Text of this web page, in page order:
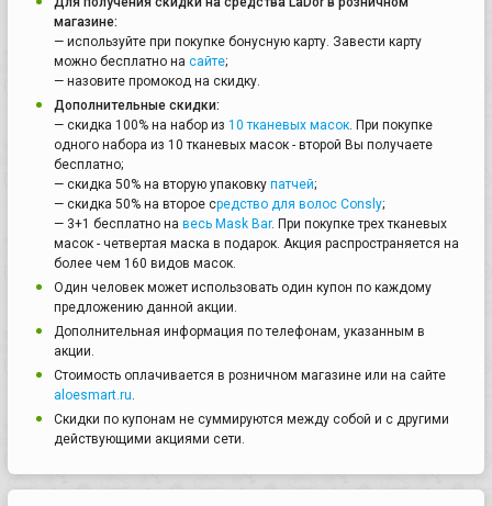
магазине:
— используйте при покупке бонусную карту. Завести карту
можно бесплатно на сайте;
— назовите промокод на скидку.
Дополнительные скидки:
— скидка 100% на набор из 10 тканевых масок . При покупке
одного набора из 10 тканевых масок - второй Вы получаете
бесплатно;
— скидка 50% на вторую упаковку патчей;
— скидка 50% на второе средство для волос Consly;
— 3+1 бесплатно на весь Mask Bar. При покупке трех тканевых
масок - четвертая маска в подарок. Акция распространяется на
более чем 160 видов масок.
Один человек может использовать один купон по каждому
предложению данной акции.
Дополнительная информация по телефонам, указанным в
акции.
Стоимость оплачивается в розничном магазине или на сайте
aloesmart.ru
Скидки по купонам не суммируются между собой и с другими
действующими акциями сети.